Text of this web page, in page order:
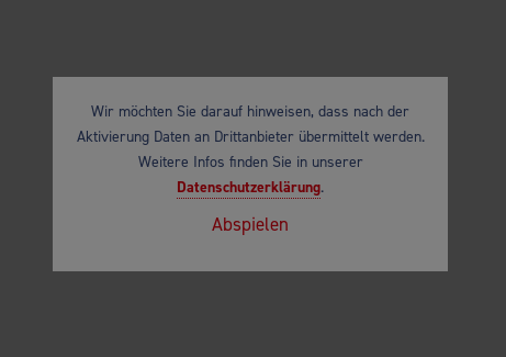
Wir möchten Sie darauf hinweisen, dass nach der
Aktivierung Daten an Drittanbieter übermittelt werden.
Weitere Infos finden Sie in unserer
Datenschutzerklärung.
Abspielen